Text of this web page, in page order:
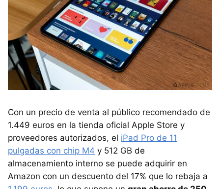
Con un precio de venta al público recomendado de
1.449 euros en la tienda oficial Apple Store y
proveedores autorizados, el iPad Pro de 11
pulgadas con chip M4 y 512 GB de
almacenamiento interno se puede adquirir en
Amazon con un descuento del 17% que lo rebaja a